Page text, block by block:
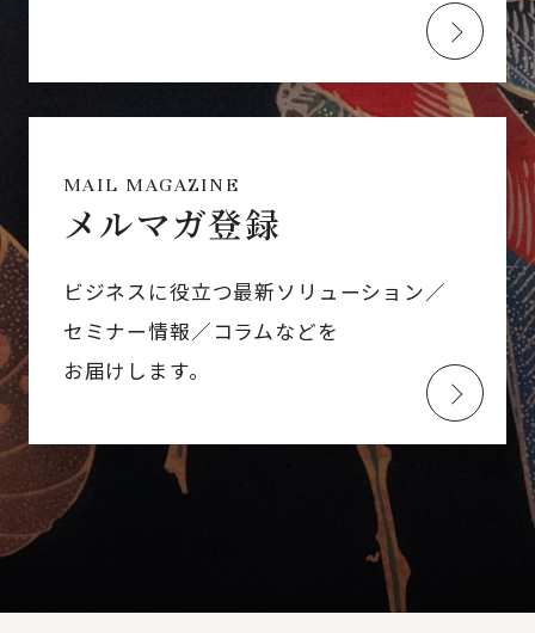
MAIL MAGAZINE
メルマガ登録
ビジネスに役立つ最新ソリューション／
セミナー情報／コラムなどを
お届けします。